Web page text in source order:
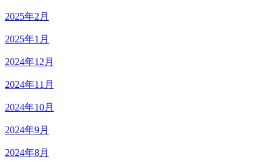
2025年2月
2025年1月
2024年12月
2024年11月
2024年10月
2024年9月
2024年8月